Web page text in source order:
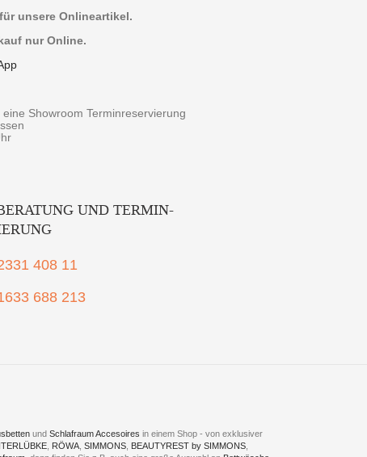
unsere Onlineartikel.
nur Online.
Showroom Terminreservierung
UND TERMIN-
408 11
688 213
und Schlafraum Accesoires in einem Shop - von exklusiver
RÖWA SIMMONS BEAUTYREST by SIMMONS